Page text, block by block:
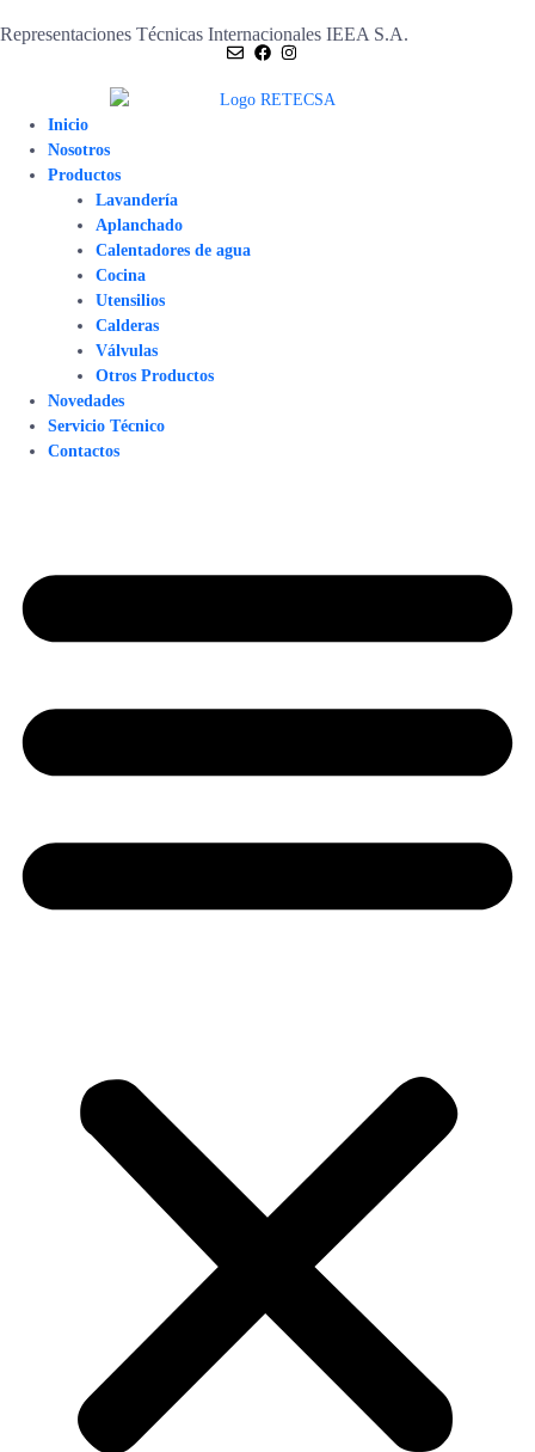
Representaciones Técnicas Internacionales IEEA S.A.
Inicio
Nosotros
Productos
Lavandería
Aplanchado
Calentadores de agua
Cocina
Utensilios
Calderas
Válvulas
Otros Productos
Novedades
Servicio Técnico
Contactos